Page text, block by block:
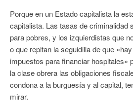
Porque en un Estado capitalista la
capitalista. Las tasas de criminalidad
para pobres, y los izquierdistas que
o que repitan la seguidilla de que
impuestos para financiar hospitales»
la clase obrera las obligaciones
condona a la burguesía y al capital,
mirar.